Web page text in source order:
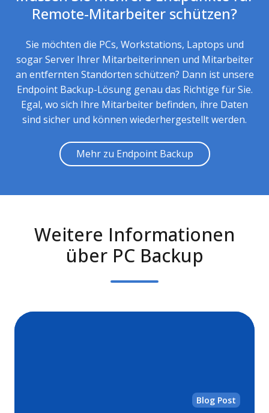
Remote-Mitarbeiter schützen?
Sie möchten die PCs, Workstations, Laptops und
sogar Server Ihrer Mitarbeiterinnen und Mitarbeiter
an entfernten Standorten schützen? Dann ist unsere
Endpoint Backup-Lösung genau das Richtige für Sie.
Egal, wo sich Ihre Mitarbeiter befinden, ihre Daten
sind sicher und können wiederhergestellt werden.
Mehr zu Endpoint Backup
Weitere Informationen
über PC Backup
Blog Post